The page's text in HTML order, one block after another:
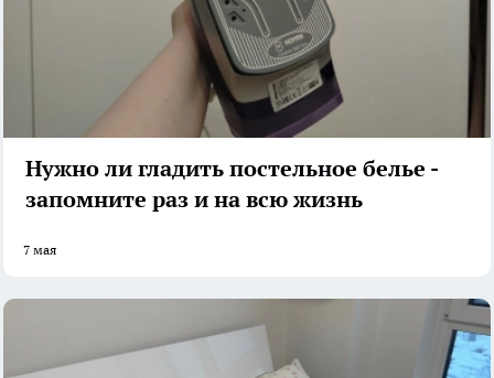
Нужно ли гладить постельное белье -
запомните раз и на всю жизнь
7 мая